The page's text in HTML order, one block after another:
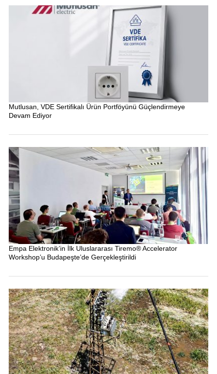
Mutlusan, VDE Sertifikalı Ürün Portföyünü Güçlendirmeye
Devam Ediyor
Empa Elektronik’in İlk Uluslararası Tiremo® Accelerator
Workshop’u Budapeşte’de Gerçekleştirildi